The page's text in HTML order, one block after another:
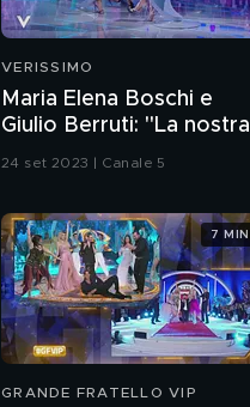
VERISSIMO
Maria Elena Boschi e
Giulio Berruti: "La nostra
storia d'amore"
24 set 2023 | Canale 5
GRANDE FRATELLO VIP
7 MIN